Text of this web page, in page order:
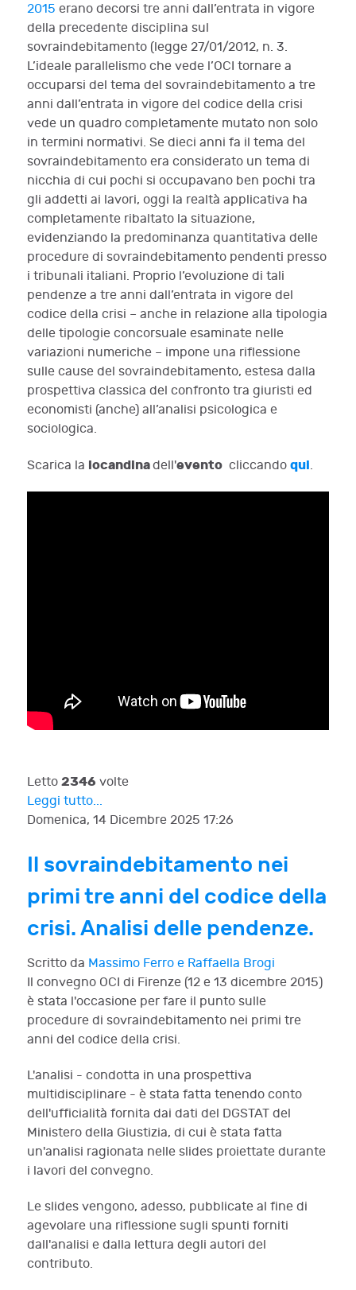
2015 erano decorsi tre anni dall’entrata in vigore
della precedente disciplina sul
sovraindebitamento (legge 27/01/2012, n. 3.
L’ideale parallelismo che vede l’OCI tornare a
occuparsi del tema del sovraindebitamento a tre
anni dall’entrata in vigore del codice della crisi
vede un quadro completamente mutato non solo
in termini normativi. Se dieci anni fa il tema del
sovraindebitamento era considerato un tema di
nicchia di cui pochi si occupavano ben pochi tra
gli addetti ai lavori, oggi la realtà applicativa ha
completamente ribaltato la situazione,
evidenziando la predominanza quantitativa delle
procedure di sovraindebitamento pendenti presso
i tribunali italiani. Proprio l’evoluzione di tali
pendenze a tre anni dall’entrata in vigore del
codice della crisi – anche in relazione alla tipologia
delle tipologie concorsuale esaminate nelle
variazioni numeriche – impone una riflessione
sulle cause del sovraindebitamento, estesa dalla
prospettiva classica del confronto tra giuristi ed
economisti (anche) all’analisi psicologica e
sociologica.
Scarica la locandinadell'evento cliccando qui.
Letto 2346 volte
Leggi tutto...
Domenica, 14 Dicembre 2025 17:26
Il sovraindebitamento nei
primi tre anni del codice della
crisi. Analisi delle pendenze.
Scritto da Massimo Ferro e Raffaella Brogi
Il convegno OCI di Firenze (12 e 13 dicembre 2015)
è stata l'occasione per fare il punto sulle
procedure di sovraindebitamento nei primi tre
anni del codice della crisi.
L'analisi - condotta in una prospettiva
multidisciplinare - è stata fatta tenendo conto
dell'ufficialità fornita dai dati del DGSTAT del
Ministero della Giustizia, di cui è stata fatta
un'analisi ragionata nelle slides proiettate durante
i lavori del convegno.
Le slides vengono, adesso, pubblicate al fine di
agevolare una riflessione sugli spunti forniti
dall'analisi e dalla lettura degli autori del
contributo.